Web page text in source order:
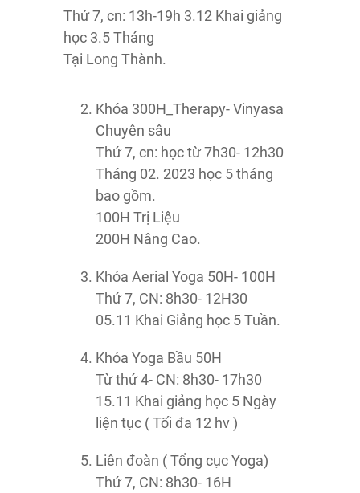
Thứ 7, cn: 13h-19h 3.12 Khai giảng
học 3.5 Tháng
Tại Long Thành.
Khóa 300H_Therapy- Vinyasa
Chuyên sâu
Thứ 7, cn: học từ 7h30- 12h30
Tháng 02. 2023 học 5 tháng
bao gồm.
100H Trị Liệu
200H Nâng Cao.
Khóa Aerial Yoga 50H- 100H
Thứ 7, CN: 8h30- 12H30
05.11 Khai Giảng học 5 Tuần.
Khóa Yoga Bầu 50H
Từ thứ 4- CN: 8h30- 17h30
15.11 Khai giảng học 5 Ngày
liện tục ( Tối đa 12 hv )
Liên đoàn ( Tổng cục Yoga)
Thứ 7, CN: 8h30- 16H